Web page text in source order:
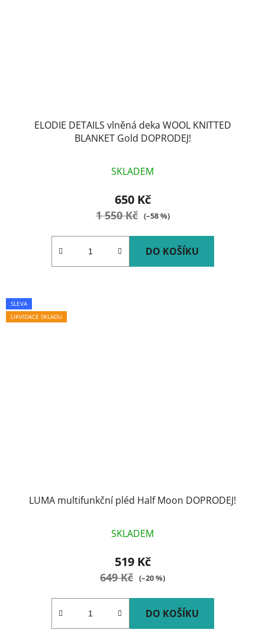
ELODIE DETAILS vlněná deka WOOL KNITTED
BLANKET Gold DOPRODEJ!
SKLADEM
650 Kč
1 550 Kč (–58 %)
DO KOŠÍKU
SLEVA
LIKVIDACE SKLADU
LUMA multifunkční pléd Half Moon DOPRODEJ!
SKLADEM
519 Kč
649 Kč (–20 %)
DO KOŠÍKU